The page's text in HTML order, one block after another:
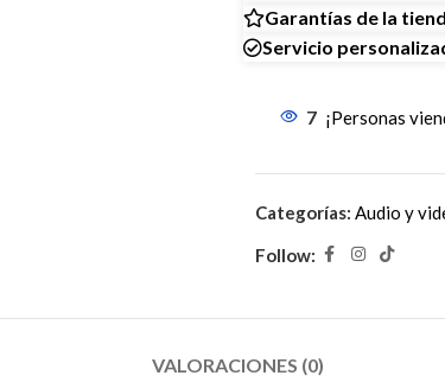
Garantías de la
Servicio
7 ¡Personas
Categorías: Audio y
Follow:
VALORACIONES (0)